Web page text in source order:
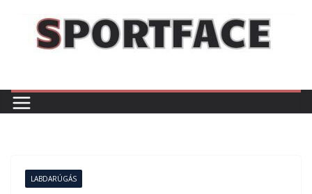
content
LABDARÚGÁS